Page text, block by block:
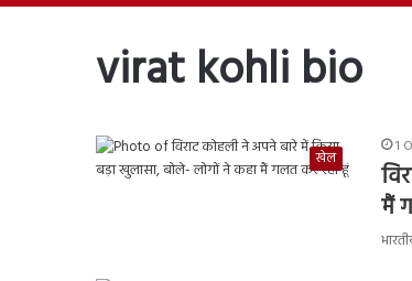
virat kohli bio
खेल
1
मैं